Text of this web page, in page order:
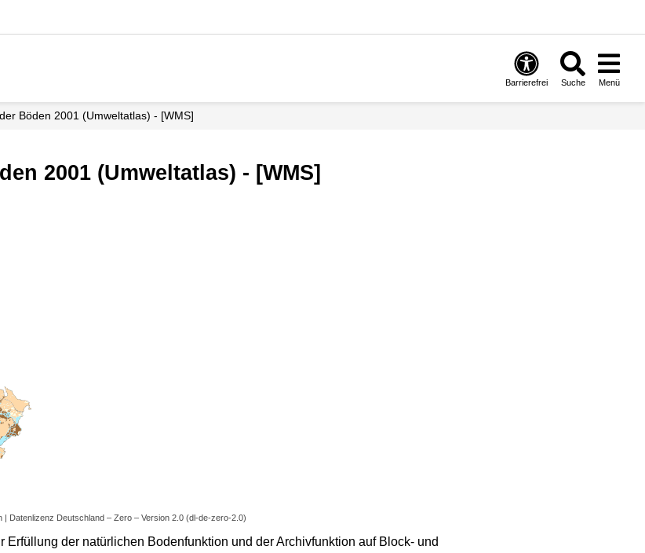
Barrierefrei Suche Menü
Böden 2001 (Umweltatlas) - [WMS]
2001 (Umweltatlas) - [WMS]
Datenlizenz Deutschland – Zero – Version 2.0 (dl-de-zero-2.0)
der natürlichen Bodenfunktion und der Archivfunktion auf Block- und